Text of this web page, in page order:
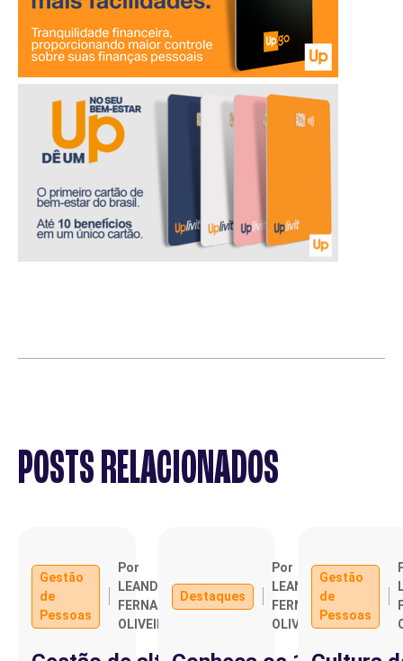
POSTS RELACIONADOS
Gestão
de
Pessoas
Por
LEANDRO
FERNANDO
OLIVEIRA
Destaques
Por
LEANDRO
FERNANDO
OLIVEIRA
Gestão
de
Pessoas